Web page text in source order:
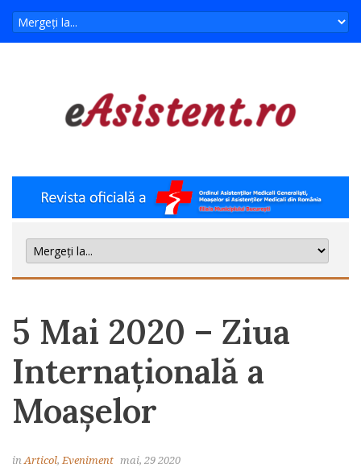
5 Mai 2020 – Ziua
Internațională a
Moașelor
inArticol, Eveniment mai, 29 2020